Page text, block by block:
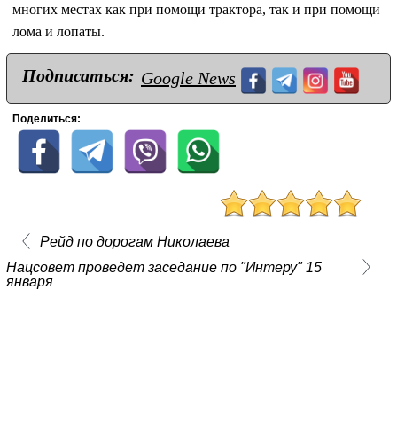
многих местах как при помощи трактора, так и при помощи
лома и лопаты.
Подписаться: Google News
Поделиться:
Рейд по дорогам Николаева
Нацсовет проведет заседание по "Интеру" 15
января